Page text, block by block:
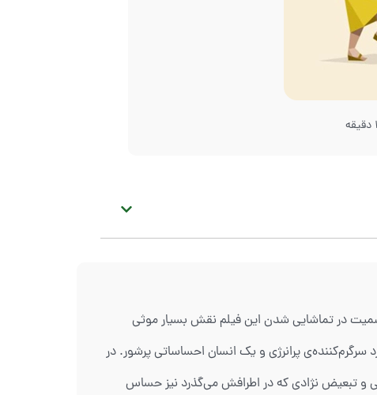
در تماشایی شدن این فیلم نقش بسیار موثی
پرانرژی و یک انسان احساساتی پرشور. در
و تبعیض نژادی که در اطرافش می‌گذرد نیز حساس